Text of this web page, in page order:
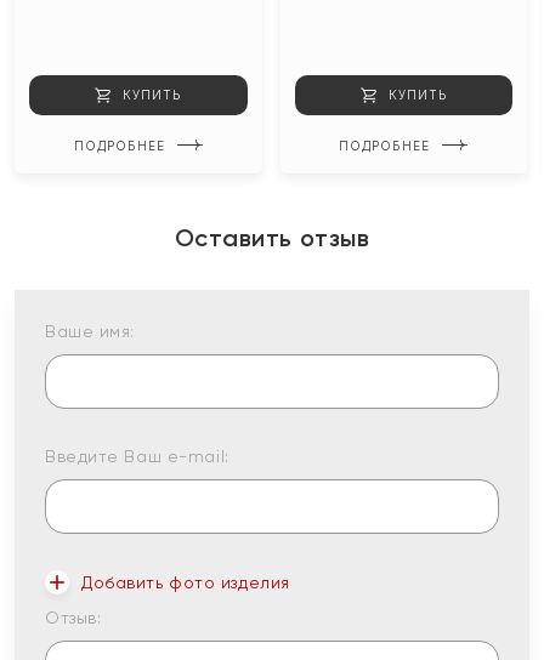
КУПИТЬ
ПОДРОБНЕЕ
КУПИТЬ
ПОДРОБНЕЕ
Оставить отзыв
Ваше имя:
Введите Ваш e-mail:
Добавить фото изделия
Отзыв: